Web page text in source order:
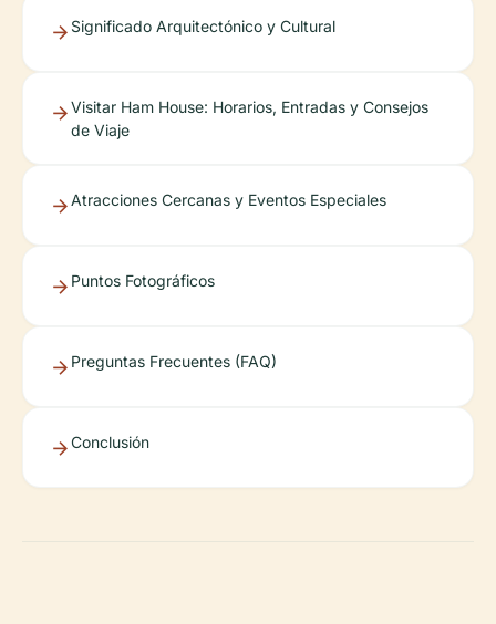
Significado Arquitectónico y Cultural
Visitar Ham House: Horarios, Entradas y Consejos
de Viaje
Atracciones Cercanas y Eventos Especiales
Puntos Fotográficos
Preguntas Frecuentes (FAQ)
Conclusión